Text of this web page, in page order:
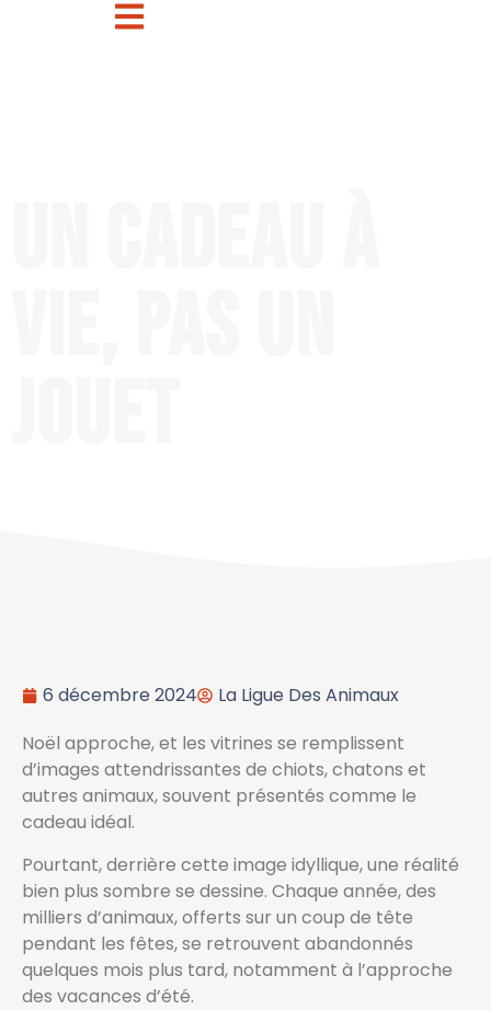
6 décembre 2024
La Ligue Des Animaux
Noël approche, et les vitrines se remplissent
d’images attendrissantes de chiots, chatons et
autres animaux, souvent présentés comme le
cadeau idéal.
Pourtant, derrière cette image idyllique, une réalité
bien plus sombre se dessine. Chaque année, des
milliers d’animaux, offerts sur un coup de tête
pendant les fêtes, se retrouvent abandonnés
quelques mois plus tard, notamment à l’approche
des vacances d’été.